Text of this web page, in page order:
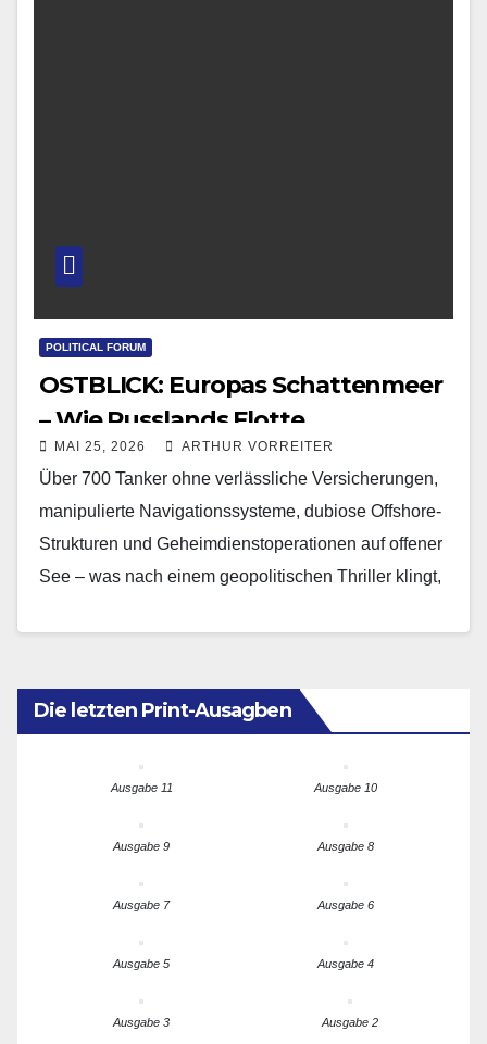
POLITICAL FORUM
OSTBLICK: Europas Schattenmeer
– Wie Russlands Flotte
Deutschlands geopolitische
Illusionen offenlegt
MAI 25, 2026 ARTHUR VORREITER
Über 700 Tanker ohne verlässliche Versicherungen,
manipulierte Navigationssysteme, dubiose Offshore-
Strukturen und Geheimdienstoperationen auf offener
See – was nach einem geopolitischen Thriller klingt,
Die letzten Print-Ausagben
Ausgabe 11 Ausgabe 10
Ausgabe 9 Ausgabe 8
Ausgabe 7 Ausgabe 6
Ausgabe 5 Ausgabe 4
Ausgabe 3 Ausgabe 2